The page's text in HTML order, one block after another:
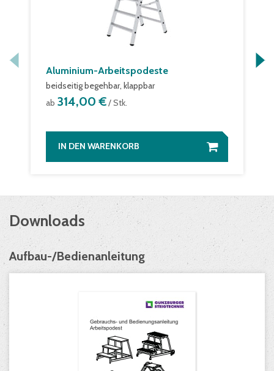
Aluminium-Arbeitspodeste
beidseitig begehbar, klappbar
ab 314,00 €/ Stk.
IN DEN WARENKORB
Downloads
Aufbau-/Bedienanleitung